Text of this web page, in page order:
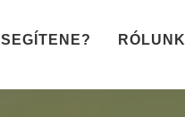
SEGÍTENE? RÓLUNK